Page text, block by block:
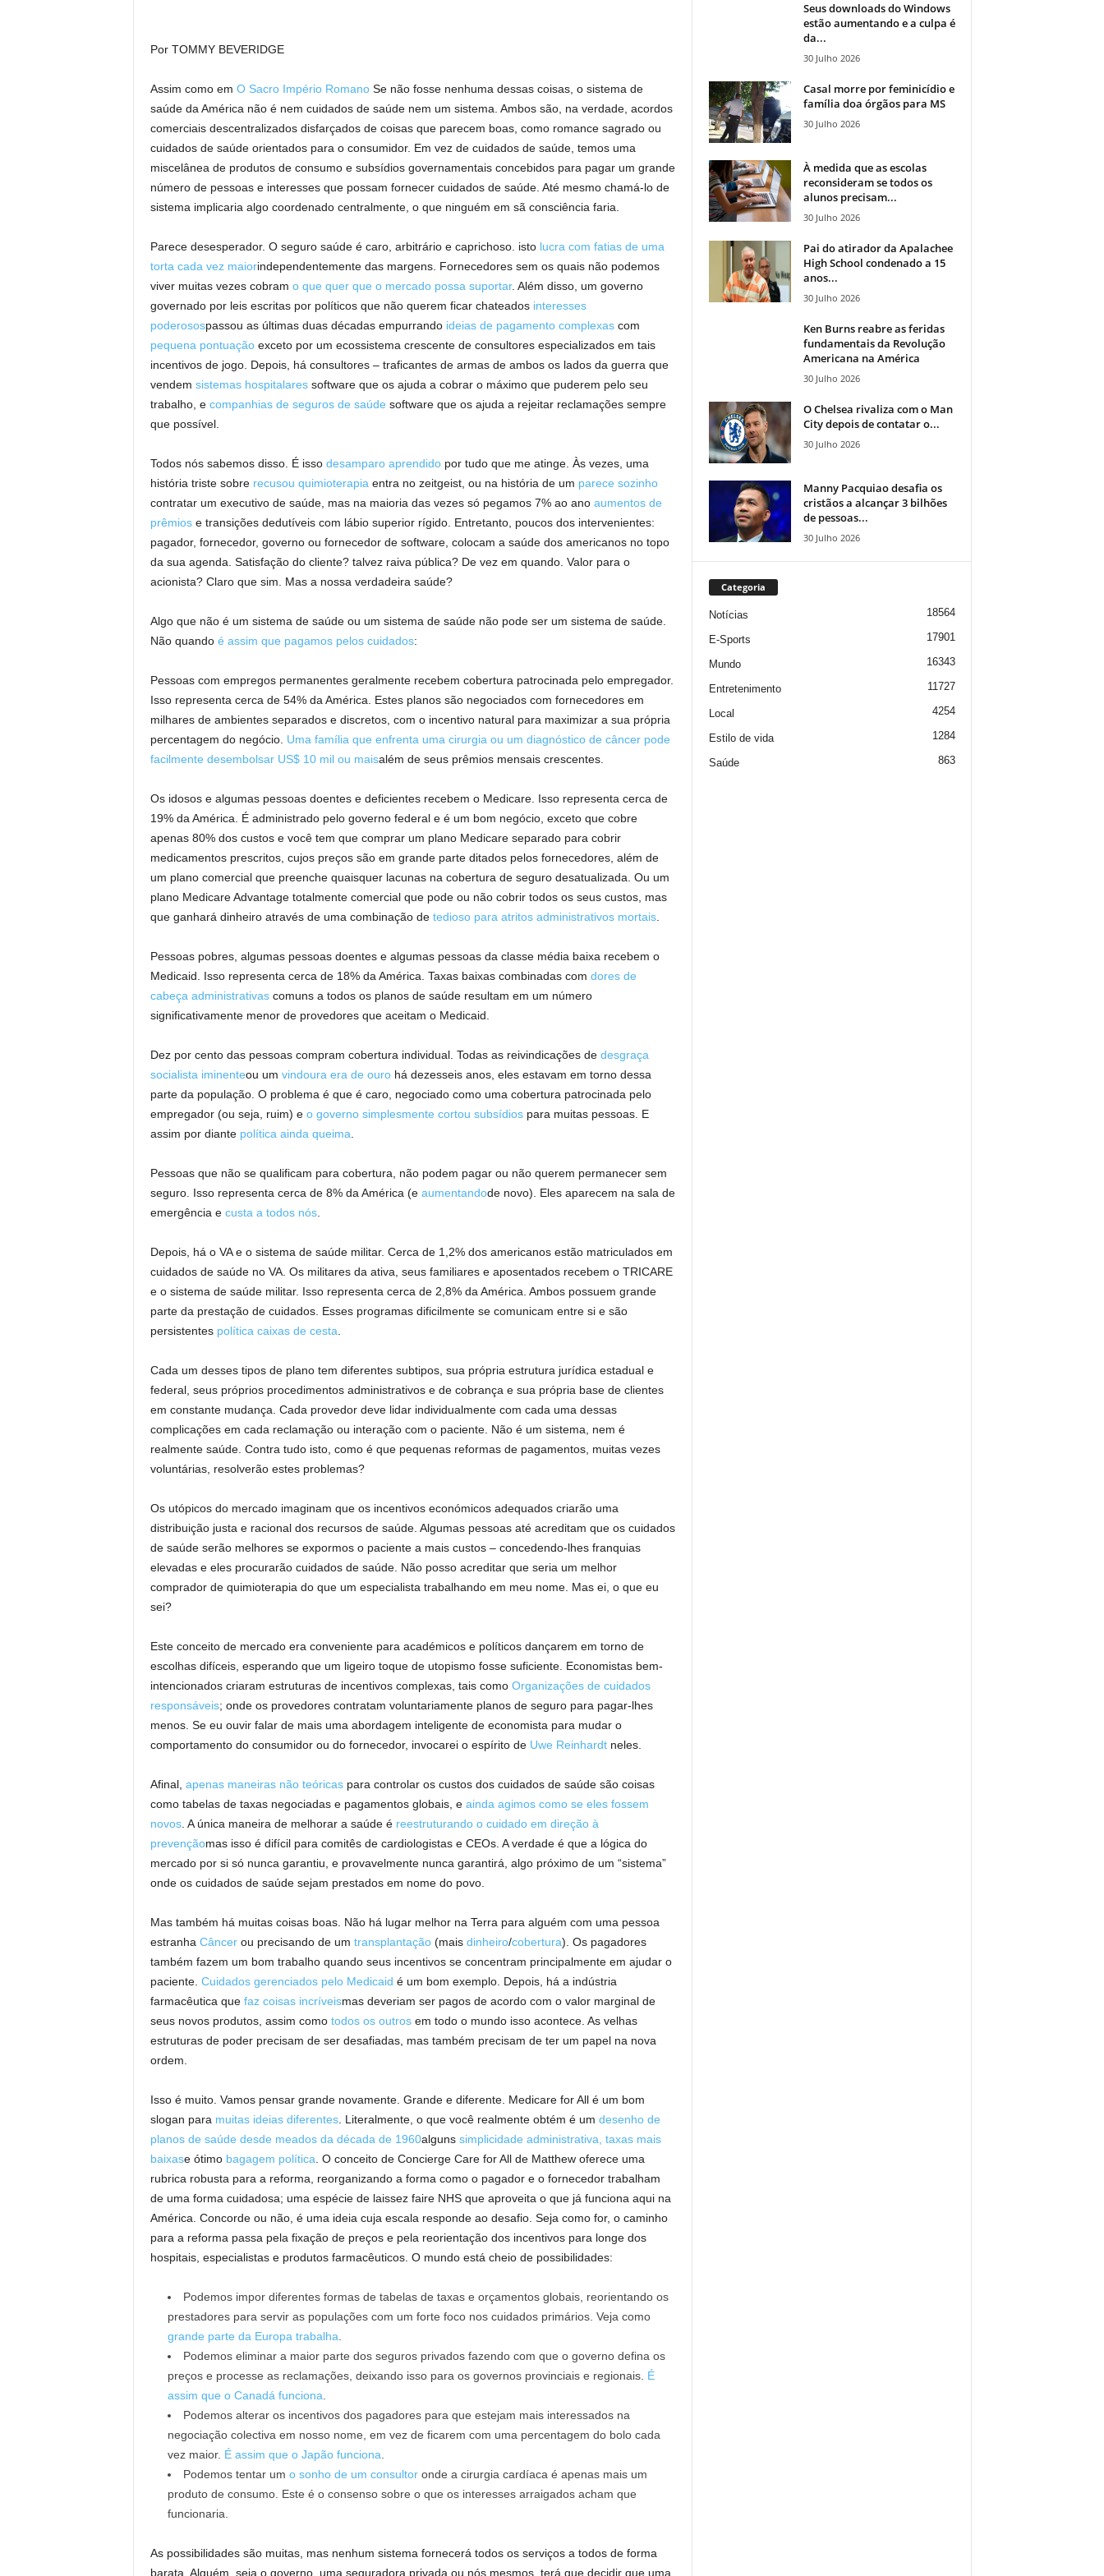
Por TOMMY BEVERIDGE
Assim como em O Sacro Império RomanoSe não fosse nenhuma dessas coisas, o sistema de
saúde da América não é nem cuidados de saúde nem um sistema. Ambos são, na verdade, acordos
comerciais descentralizados disfarçados de coisas que parecem boas, como romance sagrado ou
cuidados de saúde orientados para o consumidor. Em vez de cuidados de saúde, temos uma
miscelânea de produtos de consumo e subsídios governamentais concebidos para pagar um grande
número de pessoas e interesses que possam fornecer cuidados de saúde. Até mesmo chamá-lo de
sistema implicaria algo coordenado centralmente, o que ninguém em sã consciência faria.
Parece desesperador. O seguro saúde é caro, arbitrário e caprichoso. isto lucra com fatias de uma
torta cada vez maiorindependentemente das margens. Fornecedores sem os quais não podemos
viver muitas vezes cobram o que quer que o mercado possa suportar. Além disso, um governo
governado por leis escritas por políticos que não querem ficar chateados interesses
poderosospassou as últimas duas décadas empurrando ideias de pagamento complexascom
pequena pontuaçãoexceto por um ecossistema crescente de consultores especializados em tais
incentivos de jogo. Depois, há consultores – traficantes de armas de ambos os lados da guerra que
vendem sistemas hospitalaressoftware que os ajuda a cobrar o máximo que puderem pelo seu
trabalho, e companhias de seguros de saúde software que os ajuda a rejeitar reclamações sempre
que possível.
Todos nós sabemos disso. É isso desamparo aprendidopor tudo que me atinge. Às vezes, uma
história triste sobre recusou quimioterapia entra no zeitgeist, ou na história de um parece sozinho
contratar um executivo de saúde, mas na maioria das vezes só pegamos 7% ao ano aumentos de
prêmiose transições dedutíveis com lábio superior rígido. Entretanto, poucos dos intervenientes:
pagador, fornecedor, governo ou fornecedor de software, colocam a saúde dos americanos no topo
da sua agenda. Satisfação do cliente? talvez raiva pública? De vez em quando. Valor para o
acionista? Claro que sim. Mas a nossa verdadeira saúde?
Algo que não é um sistema de saúde ou um sistema de saúde não pode ser um sistema de saúde.
Não quando é assim que pagamos pelos cuidados:
Pessoas com empregos permanentes geralmente recebem cobertura patrocinada pelo empregador.
Isso representa cerca de 54% da América. Estes planos são negociados com fornecedores em
milhares de ambientes separados e discretos, com o incentivo natural para maximizar a sua própria
percentagem do negócio. Uma família que enfrenta uma cirurgia ou um diagnóstico de câncer pode
facilmente desembolsar US$ 10 mil ou maisalém de seus prêmios mensais crescentes.
Os idosos e algumas pessoas doentes e deficientes recebem o Medicare. Isso representa cerca de
19% da América. É administrado pelo governo federal e é um bom negócio, exceto que cobre
apenas 80% dos custos e você tem que comprar um plano Medicare separado para cobrir
medicamentos prescritos, cujos preços são em grande parte ditados pelos fornecedores, além de
um plano comercial que preenche quaisquer lacunas na cobertura de seguro desatualizada. Ou um
plano Medicare Advantage totalmente comercial que pode ou não cobrir todos os seus custos, mas
que ganhará dinheiro através de uma combinação de tedioso para atritos administrativos mortais.
Pessoas pobres, algumas pessoas doentes e algumas pessoas da classe média baixa recebem o
Medicaid. Isso representa cerca de 18% da América. Taxas baixas combinadas com dores de
cabeça administrativascomuns a todos os planos de saúde resultam em um número
significativamente menor de provedores que aceitam o Medicaid.
Dez por cento das pessoas compram cobertura individual. Todas as reivindicações de desgraça
socialista iminenteou um vindoura era de ourohá dezesseis anos, eles estavam em torno dessa
parte da população. O problema é que é caro, negociado como uma cobertura patrocinada pelo
empregador (ou seja, ruim) e o governo simplesmente cortou subsídiospara muitas pessoas. E
assim por diante política ainda queima
Pessoas que não se qualificam para cobertura, não podem pagar ou não querem permanecer sem
seguro. Isso representa cerca de 8% da América (e aumentandode novo). Eles aparecem na sala de
emergência e custa a todos nós.
Depois, há o VA e o sistema de saúde militar. Cerca de 1,2% dos americanos estão matriculados em
cuidados de saúde no VA. Os militares da ativa, seus familiares e aposentados recebem o TRICARE
e o sistema de saúde militar. Isso representa cerca de 2,8% da América. Ambos possuem grande
parte da prestação de cuidados. Esses programas dificilmente se comunicam entre si e são
persistentes política caixas de cesta
Cada um desses tipos de plano tem diferentes subtipos, sua própria estrutura jurídica estadual e
federal, seus próprios procedimentos administrativos e de cobrança e sua própria base de clientes
em constante mudança. Cada provedor deve lidar individualmente com cada uma dessas
complicações em cada reclamação ou interação com o paciente. Não é um sistema, nem é
realmente saúde. Contra tudo isto, como é que pequenas reformas de pagamentos, muitas vezes
voluntárias, resolverão estes problemas?
Os utópicos do mercado imaginam que os incentivos económicos adequados criarão uma
distribuição justa e racional dos recursos de saúde. Algumas pessoas até acreditam que os cuidados
de saúde serão melhores se expormos o paciente a mais custos – concedendo-lhes franquias
elevadas e eles procurarão cuidados de saúde. Não posso acreditar que seria um melhor
comprador de quimioterapia do que um especialista trabalhando em meu nome. Mas ei, o que eu
sei?
Este conceito de mercado era conveniente para académicos e políticos dançarem em torno de
escolhas difíceis, esperando que um ligeiro toque de utopismo fosse suficiente. Economistas bem-
intencionados criaram estruturas de incentivos complexas, tais como Organizações de cuidados
responsáveis; onde os provedores contratam voluntariamente planos de seguro para pagar-lhes
menos. Se eu ouvir falar de mais uma abordagem inteligente de economista para mudar o
comportamento do consumidor ou do fornecedor, invocarei o espírito de Uwe Reinhardtneles.
Afinal, apenas maneiras não teóricaspara controlar os custos dos cuidados de saúde são coisas
como tabelas de taxas negociadas e pagamentos globais, e ainda agimos como se eles fossem
novos. A única maneira de melhorar a saúde é reestruturando o cuidado em direção à
prevençãomas isso é difícil para comitês de cardiologistas e CEOs. A verdade é que a lógica do
mercado por si só nunca garantiu, e provavelmente nunca garantirá, algo próximo de um “sistema”
onde os cuidados de saúde sejam prestados em nome do povo.
Mas também há muitas coisas boas. Não há lugar melhor na Terra para alguém com uma pessoa
estranha Câncerou precisando de um transplantação(maisdinheiro/cobertura). Os pagadores
também fazem um bom trabalho quando seus incentivos se concentram principalmente em ajudar o
paciente. Cuidados gerenciados pelo Medicaid é um bom exemplo. Depois, há a indústria
farmacêutica que faz coisas incríveismas deveriam ser pagos de acordo com o valor marginal de
seus novos produtos, assim como todos os outrosem todo o mundo isso acontece. As velhas
estruturas de poder precisam de ser desafiadas, mas também precisam de ter um papel na nova
ordem.
Isso é muito. Vamos pensar grande novamente. Grande e diferente. Medicare for All é um bom
slogan para muitas ideias diferentes. Literalmente, o que você realmente obtém é um desenho de
planos de saúde desde meados da década de 1960alguns simplicidade administrativa, taxas mais
baixase ótimo bagagem política . O conceito de Concierge Care for All de Matthew oferece uma
rubrica robusta para a reforma, reorganizando a forma como o pagador e o fornecedor trabalham
de uma forma cuidadosa; uma espécie de laissez faire NHS que aproveita o que já funciona aqui na
América. Concorde ou não, é uma ideia cuja escala responde ao desafio. Seja como for, o caminho
para a reforma passa pela fixação de preços e pela reorientação dos incentivos para longe dos
hospitais, especialistas e produtos farmacêuticos. O mundo está cheio de possibilidades:
Podemos impor diferentes formas de tabelas de taxas e orçamentos globais, reorientando os
prestadores para servir as populações com um forte foco nos cuidados primários. Veja como
grande parte da Europa trabalha
Podemos eliminar a maior parte dos seguros privados fazendo com que o governo defina os
preços e processe as reclamações, deixando isso para os governos provinciais e regionais. É
assim que o Canadá funciona
Podemos alterar os incentivos dos pagadores para que estejam mais interessados ​​na
negociação colectiva em nosso nome, em vez de ficarem com uma percentagem do bolo cada
vez maior. É assim que o Japão funciona
Podemos tentar um o sonho de um consultoronde a cirurgia cardíaca é apenas mais um
produto de consumo. Este é o consenso sobre o que os interesses arraigados acham que
funcionaria.
As possibilidades são muitas, mas nenhum sistema fornecerá todos os serviços a todos de forma
barata. Alguém, seja o governo, uma seguradora privada ou nós mesmos, terá que decidir que uma
Seus downloads do Windows
estão aumentando e a culpa é
da...
30 Julho 2026
Casal morre por feminicídio e
família doa órgãos para MS
30 Julho 2026
À medida que as escolas
reconsideram se todos os
alunos precisam...
30 Julho 2026
Pai do atirador da Apalachee
High School condenado a 15
anos...
30 Julho 2026
Ken Burns reabre as feridas
fundamentais da Revolução
Americana na América
30 Julho 2026
O Chelsea rivaliza com o Man
City depois de contatar o...
30 Julho 2026
Manny Pacquiao desafia os
cristãos a alcançar 3 bilhões
de pessoas...
30 Julho 2026
Categoria
Notícias 18564
E-Sports 17901
Mundo 16343
Entretenimento 11727
Local 4254
Estilo de vida 1284
Saúde 863